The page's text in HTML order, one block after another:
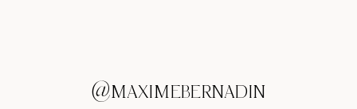
@MAXIMEBERNADIN